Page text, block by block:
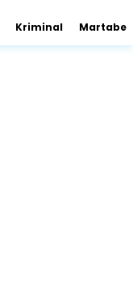
Kriminal Martabe